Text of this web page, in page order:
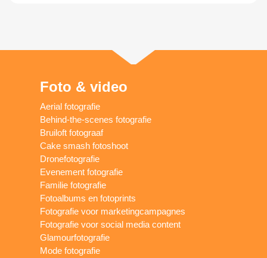
Foto & video
Aerial fotografie
Behind-the-scenes fotografie
Bruiloft fotograaf
Cake smash fotoshoot
Dronefotografie
Evenement fotografie
Familie fotografie
Fotoalbums en fotoprints
Fotografie voor marketingcampagnes
Fotografie voor social media content
Glamourfotografie
Mode fotografie